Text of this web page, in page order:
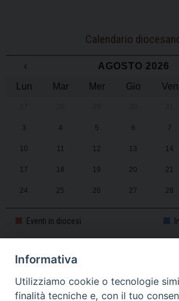
Calendario
‹ AGOSTO 2026
Lun
Mar Mer Gio Ven
3 4 5 6 7
10 11 12 13 14
17 18 19 20 21
24 25 26 27 28
31 1 2 3 4
Eventi in diocesi
CALENDARIO
Informativa
Utilizziamo cookie o tecnologie
finalità tecniche e, con il tuo